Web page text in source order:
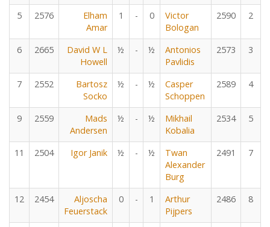
5 2576
Elham
Amar
1 - 0
Victor
Bologan
2590 2
6 2665
David W L
Howell
½ - ½
Antonios
Pavlidis
2573 3
7 2552
Bartosz
Socko
½ - ½
Casper
Schoppen
2589 4
9 2559
Mads
Andersen
½ - ½
Mikhail
Kobalia
2534 5
11 2504 Igor Janik ½ - ½
Twan
Alexander
Burg
2491 7
12 2454
Aljoscha
Feuerstack
0 - 1
Arthur
Pijpers
2486 8